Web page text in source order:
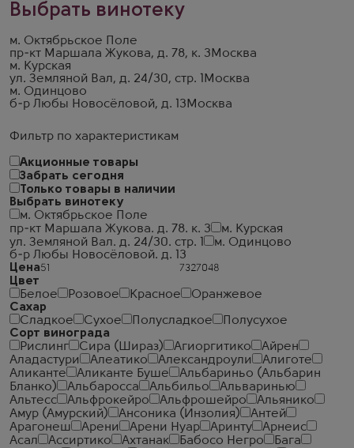
Фильтр по характеристикам
Акционные товары
Забрать сегодня
Только товары в наличии
Выбрать винотеку
м. Октябрьское Поле
пр-кт Маршала Жукова. д. 78. к. 3
м. Курская
ул. Земляной Вал. д. 24/30. стр. 1
м. Одинцово
б-р Любы Новосёловой. д. 13
Цена
Цвет
Белое
Розовое Красное
Оранжевое
Сахар
Сладкое
Сухое Полусладкое
Полусухое
Сорт винограда
Рислинг
Сира (Шираз) Агиоргитико
Айрен
Аладастури
Алеатико Александроули
Алиготе
Аликанте
Аликанте Буше
Альбариньо (Альбарин
Бланко)
Альбаросса Альбильо
Альваринью
Альтесс
Альфрокейро Альфрошейро
Альянико
Амур (Амурский)
Ансоника (Инзолия)
Антей
Арагонеш
Арени Арени Нуар Аринту
Арнеис
Асал
Ассиртико Ахтанак Бабосо Негро
Бага
Выбрать винотеку
м. Октябрьское Поле
пр-кт Маршала Жукова, д. 78, к. 3 Москва
м. Курская
ул. Земляной Вал, д. 24/30, стр. 1
Москва
м. Одинцово
б-р Любы Новосёловой, д. 13 Москва